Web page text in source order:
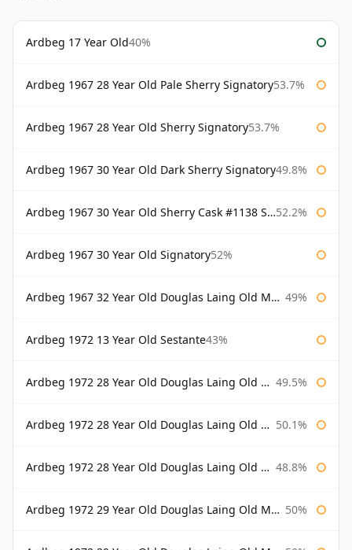
Ardbeg 17 Year Old40%
Ardbeg 1967 28 Year Old Pale Sherry Signatory53.7%
Ardbeg 1967 28 Year Old Sherry Signatory53.7%
Ardbeg 1967 30 Year Old Dark Sherry Signatory49.8%
Ardbeg 1967 30 Year Old Sherry Cask #1138 Signatory 52.2%
Ardbeg 1967 30 Year Old Signatory52%
Ardbeg 1967 32 Year Old Douglas Laing Old Malt Cask 49%
Ardbeg 1972 13 Year Old Sestante43%
Ardbeg 1972 28 Year Old Douglas Laing Old Malt Cask 49.5%
Ardbeg 1972 28 Year Old Douglas Laing Old Malt Cask Bottled 2000 50.1%
Ardbeg 1972 28 Year Old Douglas Laing Old Malt Cask Bottled 2001 48.8%
Ardbeg 1972 29 Year Old Douglas Laing Old Malt Cask 50%